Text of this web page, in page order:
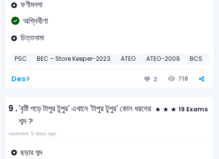
ফণীমনসা
অগ্নিবীণা
চিত্তনামা
PSC BEC – Store Keeper-2023 ATEO ATEO-2009 BCS
Des 2 718
9 .'বৃষ্টি পড়ে টাপুর টুপুর' এখানে 'টাপুর টুপুর' কোন ধরনের
শব্দ ?
19 Exams
Updated: 5 days ago
ছড়ার শব্দ